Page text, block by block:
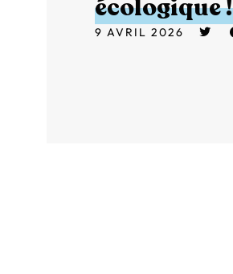
écologique !
9 AVRIL 2026